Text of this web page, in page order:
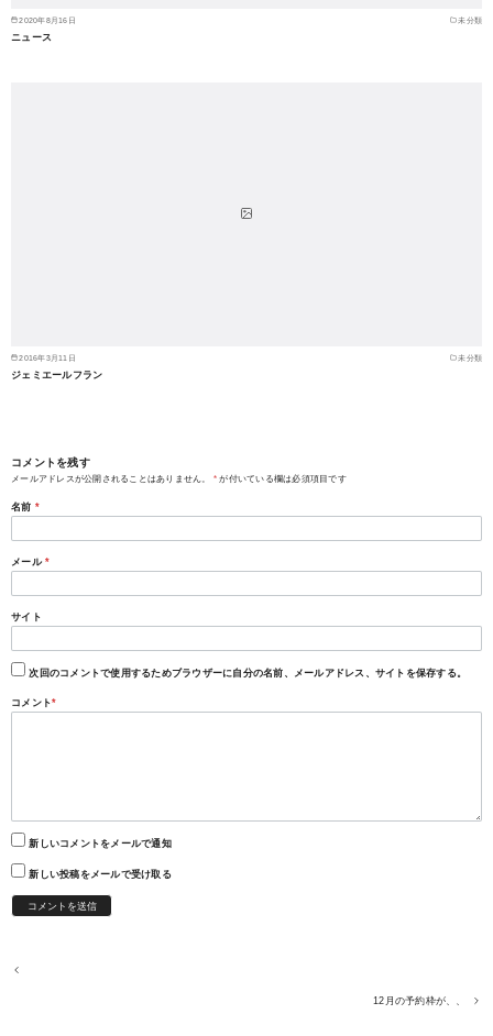
2020年8月16日 未分類
ニュース
2016年3月11日 未分類
ジェミエールフラン
コメントを残す
メールアドレスが公開されることはありません。 * が付いている欄は必須項目です
名前 *
メール *
サイト
次回のコメントで使用するためブラウザーに自分の名前、メールアドレス、サイトを保存する。
コメント*
新しいコメントをメールで通知
新しい投稿をメールで受け取る
12月の予約枠が、、